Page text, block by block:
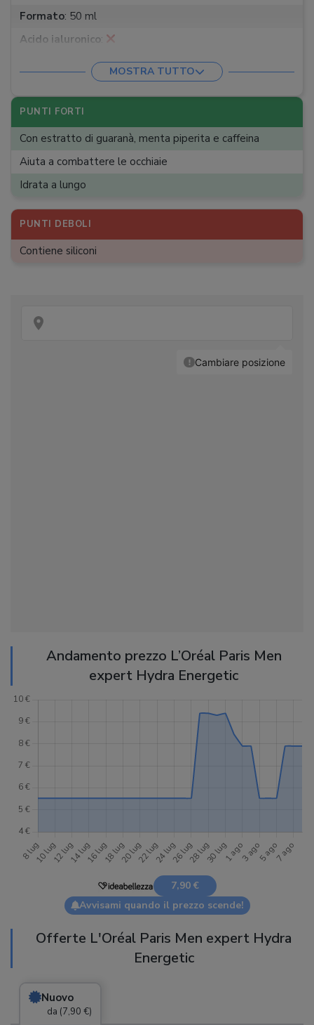
Formato: 50 ml
Acido ialuronico:
Ingredienti bio
Ingredienti critici
Altri ingredienti attivi
Estratto di Guaranà
MOSTRA TUTTO
PUNTI FORTI
Con estratto di guaranà, menta piperita e caffeina
Aiuta a combattere le occhiaie
Idrata a lungo
PUNTI DEBOLI
Contiene siliconi
Andamento prezzo L’Oréal Paris Men
expert Hydra Energetic
7,90 €
Avvisami quando il prezzo scende!
Offerte L'Oréal Paris Men expert Hydra
Energetic
Nuovo
da (7,90 €)